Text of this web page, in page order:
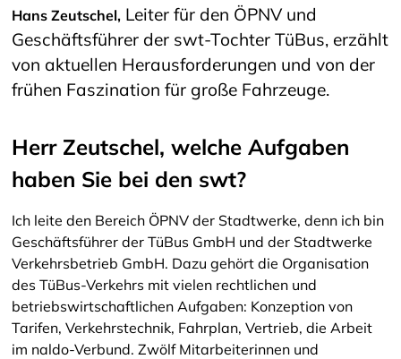
Hans Zeutschel,Leiter für den ÖPNV und
Geschäftsführer der swt-Tochter TüBus, erzählt
von aktuellen Herausforderungen und von der
frühen Faszination für große Fahrzeuge.
Herr Zeutschel, welche Aufgaben
haben Sie bei den swt?
Ich leite den Bereich ÖPNV der Stadtwerke, denn ich bin
Geschäftsführer der TüBus GmbH und der Stadtwerke
Verkehrsbetrieb GmbH. Dazu gehört die Organisation
des TüBus-Verkehrs mit vielen rechtlichen und
betriebswirtschaftlichen Aufgaben: Konzeption von
Tarifen, Verkehrstechnik, Fahrplan, Vertrieb, die Arbeit
im naldo-Verbund. Zwölf Mitarbeiterinnen und